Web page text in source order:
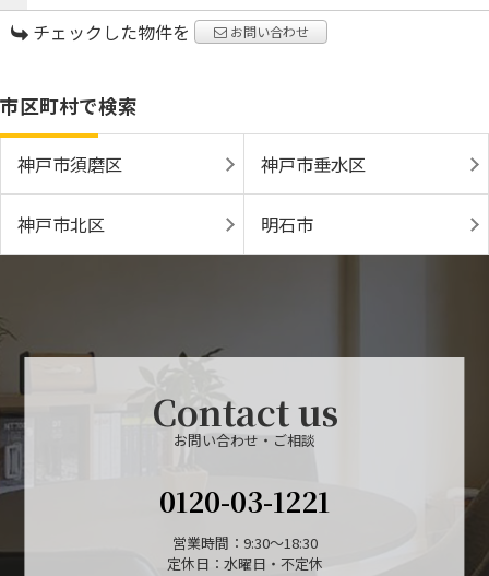
チェックした物件を お問い合わせ
市区町村で検索
神戸市須磨区 神戸市垂水区
神戸市北区 明石市
Contact us
お問い合わせ・ご相談
0120-03-1221
営業時間：9:30～18:30
定休日：水曜日・不定休